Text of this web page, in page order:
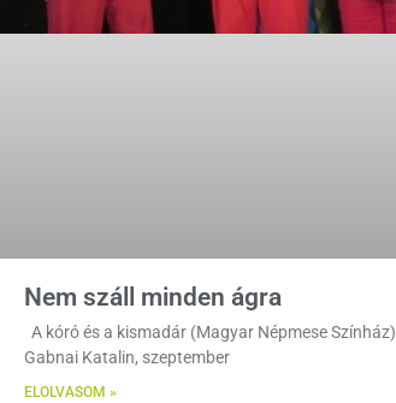
Nem száll minden ágra
A kóró és a kismadár (Magyar Népmese Színház)
Gabnai Katalin, szeptember
ELOLVASOM »